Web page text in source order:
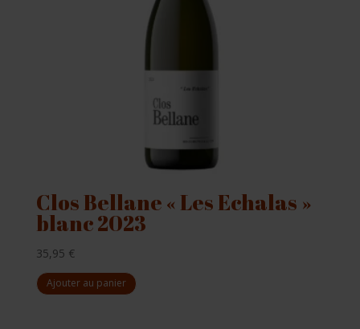
Clos Bellane « Les Echalas »
blanc 2023
35,95 €
Ajouter au panier